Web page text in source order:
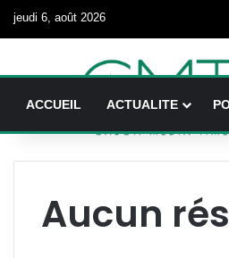
jeudi 6, août 2026
ACCUEIL ACTUALITE
Aucun